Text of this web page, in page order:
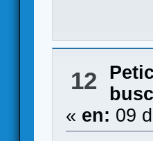
12
« en: 09